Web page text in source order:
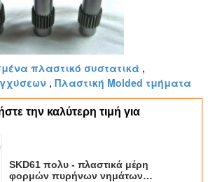
πλαστικό συστατικά ,
, Πλαστική Molded τμήματα
την καλύτερη τιμή για
SKD61 πολυ - πλαστικά μέρη
φορμών πυρήνων νημάτων